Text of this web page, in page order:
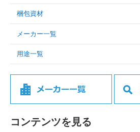
梱包資材
メーカー一覧
用途一覧
コンテンツを見る